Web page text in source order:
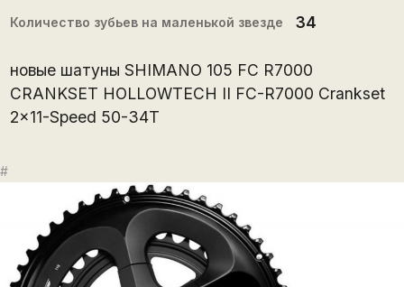
Количество зубьев на маленькой звезде 34
новые шатуны SHIMANO 105 FC R7000
CRANKSET HOLLOWTECH II FC-R7000 Crankset
2x11-Speed 50-34T
#